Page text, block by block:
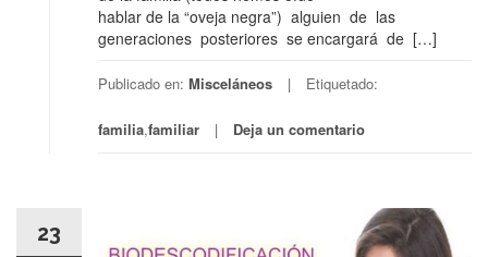
hablar de la “oveja negra”) alguien de las
generaciones posteriores se encargará de […]
Publicado en: Misceláneos Etiquetado:
familia,familiar Deja un comentario
23